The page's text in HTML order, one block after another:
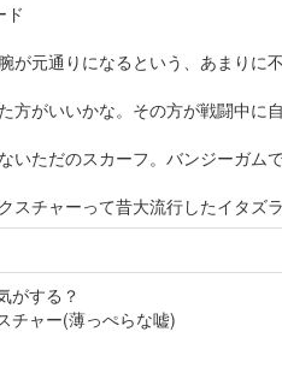
ド
が元通りになるという、あまりに
方がいいかな。その方が戦闘中に
いただのスカーフ。バンジーガム
スチャーって昔大流行したイタズ
がする？
チャー(薄っぺらな嘘)